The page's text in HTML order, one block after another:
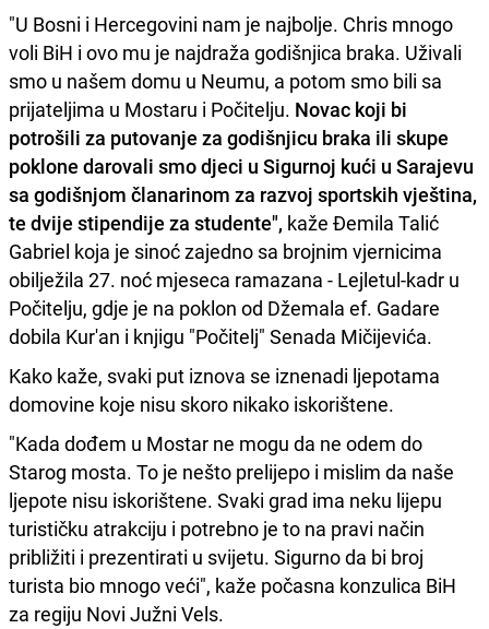
"U Bosni i Hercegovini nam je najbolje. Chris mnogo
voli BiH i ovo mu je najdraža godišnjica braka. Uživali
smo u našem domu u Neumu, a potom smo bili sa
prijateljima u Mostaru i Počitelju. Novac koji bi
potrošili za putovanje za godišnjicu braka ili skupe
poklone darovali smo djeci u Sigurnoj kući u Sarajevu
sa godišnjom članarinom za razvoj sportskih vještina,
te dvije stipendije za studente", kaže Đemila Talić
Gabriel koja je sinoć zajedno sa brojnim vjernicima
obilježila 27. noć mjeseca ramazana - Lejletul-kadr u
Počitelju, gdje je na poklon od Džemala ef. Gadare
dobila Kur'an i knjigu "Počitelj" Senada Mičijevića.
Kako kaže, svaki put iznova se iznenadi ljepotama
domovine koje nisu skoro nikako iskorištene.
"Kada dođem u Mostar ne mogu da ne odem do
Starog mosta. To je nešto prelijepo i mislim da naše
ljepote nisu iskorištene. Svaki grad ima neku lijepu
turističku atrakciju i potrebno je to na pravi način
približiti i prezentirati u svijetu. Sigurno da bi broj
turista bio mnogo veći", kaže počasna konzulica BiH
za regiju Novi Južni Vels.